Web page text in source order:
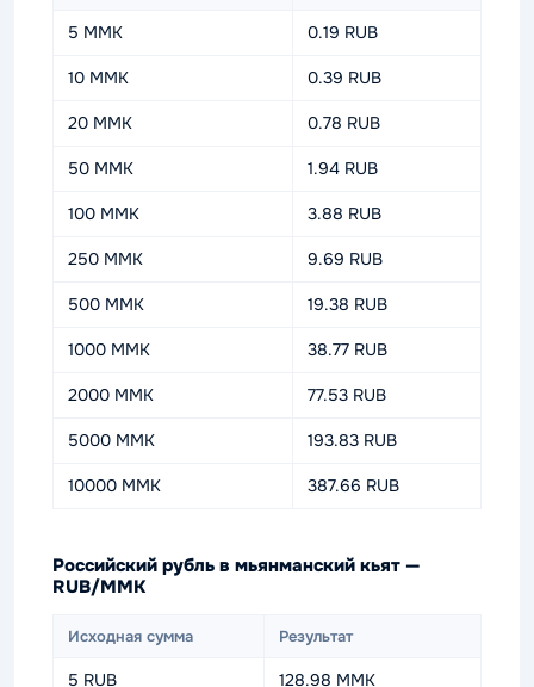
5 MMK 0.19 RUB
10 MMK 0.39 RUB
20 MMK 0.78 RUB
50 MMK 1.94 RUB
100 MMK 3.88 RUB
250 MMK 9.69 RUB
500 MMK 19.38 RUB
1000 MMK 38.77 RUB
2000 MMK 77.53 RUB
5000 MMK 193.83 RUB
10000 MMK 387.66 RUB
Российский рубль в мьянманский кьят —
RUB/MMK
Исходная сумма Результат
5 RUB 128.98 MMK